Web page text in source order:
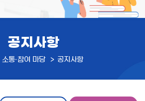
공지사항
소통·참여 마당 공지사항